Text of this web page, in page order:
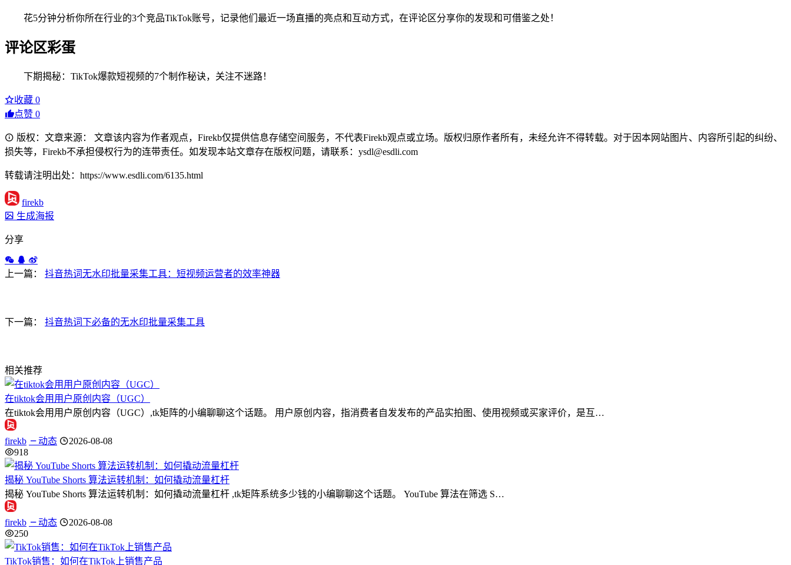
花5分钟分析你所在行业的3个竞品TikTok账号，记录他们最近一场直播的亮点和互动方式，在评论区分享你的发现和可借鉴之处！
评论区彩蛋
下期揭秘：TikTok爆款短视频的7个制作秘诀，关注不迷路！
收藏 0
点赞 0
版权：文章来源： 文章该内容为作者观点，Firekb仅提供信息存储空间服务，不代表Firekb观点或立场。版权归原作者所有，未经允许不得转载。对于因本网站图片、内容所引起的纠纷、
损失等，Firekb不承担侵权行为的连带责任。如发现本站文章存在版权问题，请联系：ysdl@esdli.com
转载请注明出处：https://www.esdli.com/6135.html
firekb
生成海报
分享
上一篇： 抖音热词无水印批量采集工具：短视频运营者的效率神器
下一篇： 抖音热词下必备的无水印批量采集工具
相关推荐
在tiktok会用用户原创内容（UGC）
在tiktok会用用户原创内容（UGC）,tk矩阵的小编聊聊这个话题。 用户原创内容，指消费者自发发布的产品实拍图、使用视频或买家评价，是互…
firekb 动态
2026-08-08
918
揭秘 YouTube Shorts 算法运转机制：如何撬动流量杠杆
揭秘 YouTube Shorts 算法运转机制：如何撬动流量杠杆 ,tk矩阵系统多少钱的小编聊聊这个话题。 YouTube 算法在筛选 S…
firekb 动态
2026-08-08
250
TikTok销售：如何在TikTok上销售产品